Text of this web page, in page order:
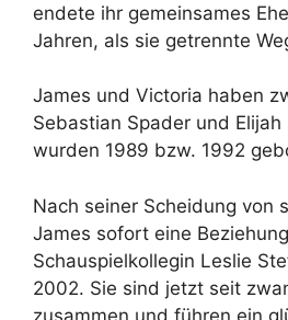
endete ihr gemeinsames
Jahren, als sie getrennte
James und Victoria haben
Sebastian Spader und Elijah
wurden 1989 bzw. 1992
Nach seiner Scheidung von
James sofort eine
Schauspielkollegin Leslie
2002. Sie sind jetzt seit
zusammen und führen ein